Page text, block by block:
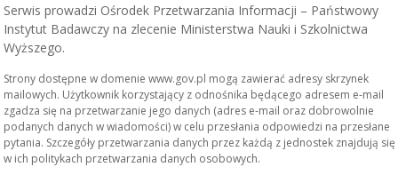
Serwis prowadzi Ośrodek Przetwarzania Informacji – Państwowy
Instytut Badawczy na zlecenie Ministerstwa Nauki i Szkolnictwa
Wyższego.
Strony dostępne w domenie www.gov.pl mogą zawierać adresy skrzynek
mailowych. Użytkownik korzystający z odnośnika będącego adresem e-mail
zgadza się na przetwarzanie jego danych (adres e-mail oraz dobrowolnie
podanych danych w wiadomości) w celu przesłania odpowiedzi na przesłane
pytania. Szczegóły przetwarzania danych przez każdą z jednostek znajdują się
w ich politykach przetwarzania danych osobowych.